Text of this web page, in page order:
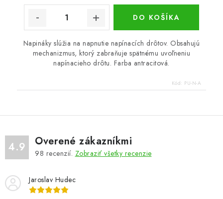
DO KOŠÍKA
Napináky slúžia na napnutie napínacích drôtov. Obsahujú
mechanizmus, ktorý zabraňuje spätnému uvoľneniu
napínacieho drôtu. Farba antracitová.
Kód: PU-N-A
4.9 Overené zákazníkmi
98 recenzií. Zobraziť všetky recenzie
Jaroslav Hudec